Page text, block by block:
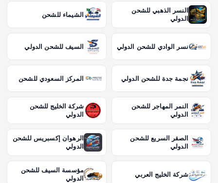
النسر الذهبي للشحن
الدولي
الشيماء للشحن
نسر الوادي للشحن الدولي السيف للشحن الدولي
نجمة جدة للشحن الدولي المركز السعودي للشحن
النمر المهاجر للشحن
الدولي
شركة الخليج للشحن
الدولي
الصقر السريع للشحن
الدولي
الرهوان إكسبريس للشحن
الدولي
شركة الخليج العربي
مؤسسة السيف للشحن
الدولي